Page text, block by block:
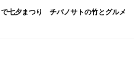
七夕まつり チバノサトの竹とグルメ